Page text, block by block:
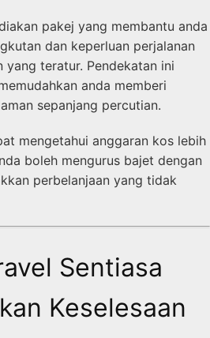
pakej yang membantu anda
dan keperluan perjalanan
yang teratur. Pendekatan ini
anda memberi
sepanjang percutian.
mengetahui anggaran kos lebih
boleh mengurus bajet dengan
perbelanjaan yang tidak
Sentiasa
Keselesaan